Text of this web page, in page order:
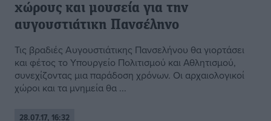
χώρους και μουσεία για την
αυγουστιάτικη Πανσέληνο
Τις βραδιές Αυγουστιάτικης Πανσελήνου θα γιορτάσει
και φέτος το Υπουργείο Πολιτισμού και Αθλητισμού,
συνεχίζοντας μια παράδοση χρόνων. Οι αρχαιολογικοί
χώροι και τα μνημεία θα ...
28.07.17, 16:32